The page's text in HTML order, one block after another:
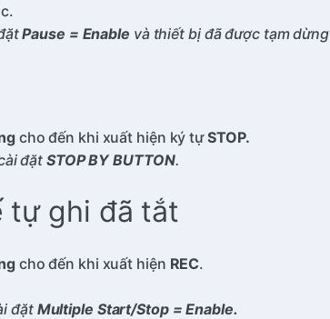
Pause = Enable và thiết bị đã được tạm dừng
cho đến khi xuất hiện ký tựSTOP.
đặt STOP BY BUTTON.
tự ghi đã tắt
cho đến khi xuất hiện REC.
đặt Multiple Start/Stop = Enable.